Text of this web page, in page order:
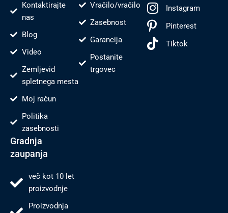
Kontaktirajte
nas
Blog
Video
Zemljevid
spletnega mesta
Moj račun
Politika
zasebnosti
Vračilo/vračilo
Zasebnost
Garancija
Postanite
trgovec
Instagram
Pinterest
Tiktok
Gradnja
zaupanja
več kot 10 let
proizvodnje
Proizvodnja